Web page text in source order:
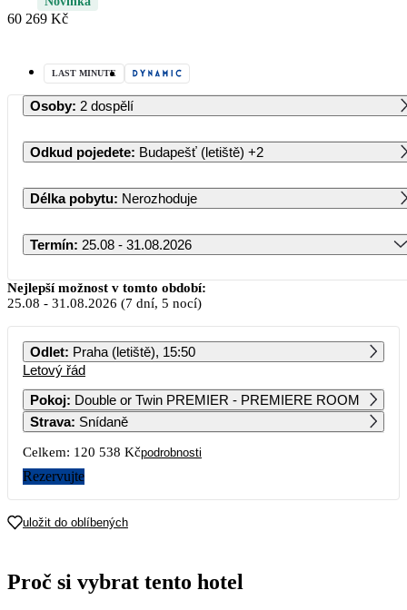
60 269 Kč
LAST MINUTE
Osoby: 2 dospělí
Odkud pojedete: Budapešť (letiště) +2
Délka pobytu: Nerozhoduje
Termín: 25.08 - 31.08.2026
Srpen 2026
PO ÚT ST ČT PÁ SO NE
3 4
10
17 18
55 029 60 269 49 159 71 559
Nejlepší možnost v tomto období:
25.08 - 31.08.2026 (7 dní, 5 nocí)
Odlet: Praha (letiště), 15:50
Letový řád
Pokoj: Double or Twin PREMIER - PREMIERE ROOM
Strava: Snídaně
Celkem: 120 538 Kčpodrobnosti
Rezervujte
uložit do oblíbených
Proč si vybrat tento hotel